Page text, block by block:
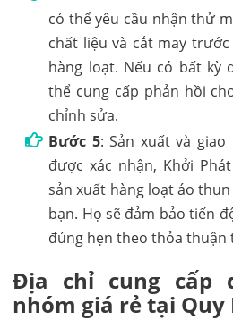
có thể yêu cầu nhận thử
chất liệu và cắt may
hàng loạt. Nếu có bất kỳ
thể cung cấp phản hồi
chỉnh sửa.
Bước 5: Sản xuất và
được xác nhận, Khởi
sản xuất hàng loạt áo
bạn. Họ sẽ đảm bảo tiến
đúng hẹn theo thỏa thuận
Địa chỉ cung cấp
nhóm giá rẻ tại Quy